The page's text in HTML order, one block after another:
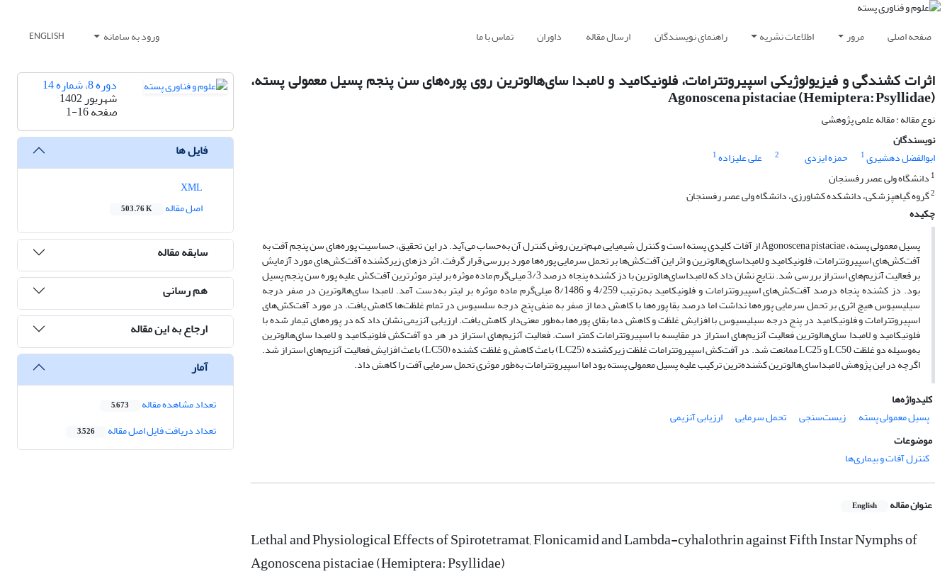
صفحه اصلی مرور اطلاعات نشریه راهنمای نویسندگان ارسال مقاله داوران تماس با ما ورود به سامانه ENGLISH
اثرات کشندگی و فیزیولوژیکی اسپیروتترامات، فلونیکامید و لامبدا سای‌هالوترین روی پوره‌های سن پنجم پسیل معمولی پسته،
Agonoscena pistaciae (Hemiptera: Psyllidae)
نوع مقاله : مقاله علمی پژوهشی
نویسندگان
ابوالفضل دهشیری1 حمزه ایزدی 2 علی علیزاده1
1 دانشگاه ولی عصر رفسنجان
2گروه گیاهپزشکی، دانشکده کشاورزی، دانشگاه ولی عصر رفسنجان
چکیده
پسیل معمولی پسته، Agonoscena pistaciae از آفات کلیدی پسته است و کنترل شیمیایی مهم‌ترین روش کنترل آن به‌حساب می‌آید. در این تحقیق، حساسیت پوره‌های سن پنجم آفت به
آفت‌کش‌های اسپیروتترامات، فلونیکامید و لامبداسای‌هالوترین و اثر این آفت‌کش‌ها بر تحمل سرمایی پوره‌ها مورد بررسی قرار گرفت. اثر دزهای زیرکشنده آفت‌کش‌های مورد آزمایش
بر فعالیت آنزیم‌های استراز بررسی شد. نتایج نشان داد که لامبداسای‌هالوترین با دز کشنده پنجاه درصد 3/3 میلی‌گرم ماده موثره بر لیتر موثرترین آفت‌کش علیه پوره سن پنجم پسیل
بود. دز کشنده پنجاه درصد آفت‌کش‌های اسپیروتترامات و فلونیکامید به‌ترتیب 4/259 و 8/1486 میلی‌گرم ماده موثره بر لیتر به‌دست آمد. لامبدا سای‌هالوترین در صفر درجه
سیلیسیوس هیچ اثری بر تحمل سرمایی پوره‌ها نداشت اما درصد بقا پوره‌ها با کاهش دما از صفر به منفی پنج درجه سلسیوس در تمام غلظت‌ها کاهش یافت. در مورد آفت‌کش‌های
اسپیروتترامات و فلونیکامید در پنج درجه سیلیسیوس با افزایش غلظت و کاهش دما بقای پوره‌ها به‌طور معنی‌دار کاهش یافت. ارزیابی آنزیمی نشان داد که در پوره‌های تیمار شده با
فلونیکامید و لامبدا سای‌هالوترین فعالیت آنزیم‌های استراز در مقایسه با اسپیروتترامات کمتر است. فعالیت آنزیم‌های استراز در هر دو آفت‌کش فلونیکامید و لامبدا سای‌هالوترین
به‌وسیله دو غلظت LC50 و LC25 ممانعت شد. در آفت‌کش اسپیروتترامات غلظت زیرکشنده (LC25) باعث کاهش و غلظت کشنده (LC50) باعث افزایش فعالیت آنزیم‌های استراز شد.
اگرچه در این پژوهش لامبداسای‌هالوترین کشنده‌ترین ترکیب علیه پسیل معمولی پسته بود اما اسپیروتترامات به‌طور موثری تحمل سرمایی آفت را کاهش داد.
کلیدواژه‌ها
پسیل معمولی پسته
زیست‌سنجی تحمل سرمایی
ارزیابی آنزیمی
موضوعات
کنترل آفات و بیماری‌ها
عنوان مقاله English
Lethal and Physiological Effects of Spirotetramat, Flonicamid and Lambda-cyhalothrin against Fifth Instar Nymphs of
Agonoscena pistaciae (Hemiptera: Psyllidae)
دوره 8، شماره 14
شهریور 1402
صفحه1-16
فایل ها
اصل مقاله
503.76 K
سابقه مقاله
هم رسانی
ارجاع به این مقاله
آمار
تعداد مشاهده مقاله 5,673
تعداد دریافت فایل اصل مقاله 3,526